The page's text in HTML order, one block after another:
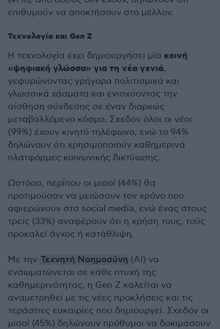
επιθυμούν να αποκτήσουν στο μέλλον.
Τεχνολογία και Gen Z
Η τεχνολογία έχει δημιουργήσει μία κοινή
«ψηφιακή γλώσσα» για τη νέα γενιά,
γεφυρώνοντας γρήγορα πολιτισμικά και
γλωσσικά χάσματα και ενισχύοντας την
αίσθηση σύνδεσης σε έναν διαρκώς
μεταβαλλόμενο κόσμο. Σχεδόν όλοι οι νέοι
(99%) έχουν κινητό τηλέφωνο, ενώ το 94%
δηλώνουν ότι χρησιμοποιούν καθημερινά
πλατφόρμες κοινωνικής δικτύωσης.
Ωστόσο, περίπου οι μισοί (44%) θα
προτιμούσαν να μειώσουν τον χρόνο που
αφιερώνουν στα social media, ενώ ένας στους
τρεις (33%) αναφέρουν ότι η χρήση τους, τούς
προκαλεί άγχος ή κατάθλιψη.
Με την Τεχνητή Νοημοσύνη (AI) να
ενσωματώνεται σε κάθε πτυχή της
καθημερινότητας, η Gen Z καλείται να
αναμετρηθεί με τις νέες προκλήσεις και τις
τεράστιες ευκαιρίες που δημιουργεί. Σχεδόν οι
μισοί (45%) δηλώνουν πρόθυμοι να δοκιμάσουν